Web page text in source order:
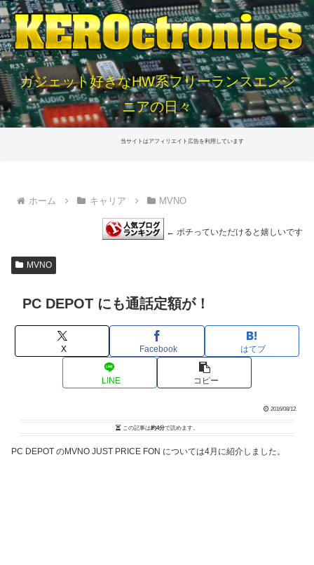
ガジェット好きなHW系フリーランスエンジ
ニアの日々
当サイトはアフィリエイト広告を利用しています
ホーム キャリア MVNO
← ポチっていただけると嬉しいです
MVNO
PC DEPOT にも通話定額が！
X Facebook はてブ
LINE コピー
2016/08/12
この記事は約4分で読めます。
PC DEPOT のMVNO JUST PRICE FON については4月に紹介しました。